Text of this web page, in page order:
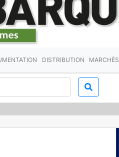
DISTRIBUTION MARCHÉS